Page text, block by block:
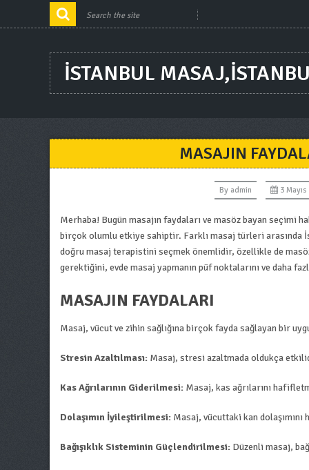
ISTANBUL
MASAJIN
By admin 3
Merhaba! Bugün masajın faydaları ve masöz bayan seçimi
birçok olumlu etkiye sahiptir. Farklı masaj türleri arasında
doğru masaj terapistini seçmek önemlidir, özellikle de
gerektiğini, evde masaj yapmanın püf noktalarını ve daha
MASAJIN FAYDALARI
Masaj, vücut ve zihin sağlığına birçok fayda sağlayan bir
Stresin Azaltılması: Masaj, stresi azaltmada oldukça
Kas Ağrılarının Giderilmesi: Masaj, kas ağrılarını
Dolaşımın İyileştirilmesi: Masaj, vücuttaki kan
Bağışıklık Sisteminin Güçlendirilmesi: Düzenli masaj,